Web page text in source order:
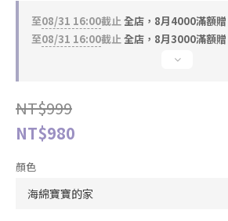
至08/31 16:00截止全店，8月4000滿額贈
至08/31 16:00截止全店，8月3000滿額贈
NT$999
NT$980
顏色